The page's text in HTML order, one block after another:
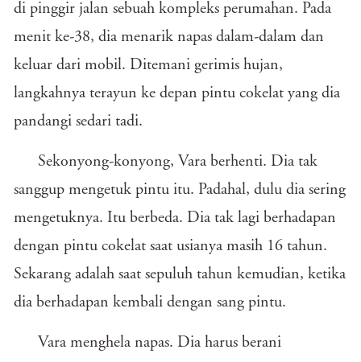
di pinggir jalan sebuah kompleks perumahan. Pada
menit ke-38, dia menarik napas dalam-dalam dan
keluar dari mobil. Ditemani gerimis hujan,
langkahnya terayun ke depan pintu cokelat yang dia
pandangi sedari tadi.
Sekonyong-konyong, Vara berhenti. Dia tak
sanggup mengetuk pintu itu. Padahal, dulu dia sering
mengetuknya. Itu berbeda. Dia tak lagi berhadapan
dengan pintu cokelat saat usianya masih 16 tahun.
Sekarang adalah saat sepuluh tahun kemudian, ketika
dia berhadapan kembali dengan sang pintu.
Vara menghela napas. Dia harus berani